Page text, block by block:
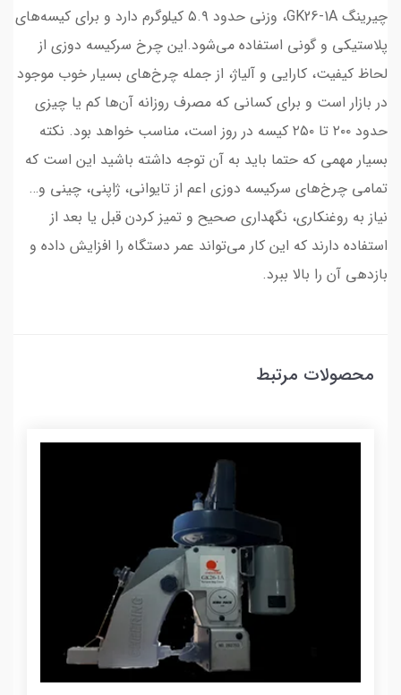
چیرینگ GK26-1A، وزنی حدود ۵.۹ کیلوگرم دارد و برای کیسه‌های
پلاستیکی و گونی استفاده می‌شود.این چرخ سرکیسه دوزی از
لحاظ کیفیت، کارایی و آلیاژ، از جمله چرخ‌های بسیار خوب موجود
در بازار است و برای کسانی که مصرف روزانه آن‌ها کم یا چیزی
حدود ۲۰۰ تا ۲۵۰ کیسه در روز است، مناسب خواهد بود. نکته
بسیار مهمی که حتما باید به آن توجه داشته باشید این است که
تمامی چرخ‌های سرکیسه دوزی اعم از تایوانی، ژاپنی، چینی و…
نیاز به روغنکاری، نگهداری صحیح و تمیز کردن قبل یا بعد از
استفاده دارند که این کار می‌تواند عمر دستگاه را افزایش داده و
بازدهی آن را بالا ببرد.
محصولات مرتبط